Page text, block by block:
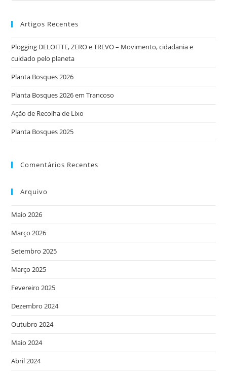
Artigos Recentes
Plogging DELOITTE, ZERO e TREVO – Movimento, cidadania e
cuidado pelo planeta
Planta Bosques 2026
Planta Bosques 2026 em Trancoso
Ação de Recolha de Lixo
Planta Bosques 2025
Comentários Recentes
Arquivo
Maio 2026
Março 2026
Setembro 2025
Março 2025
Fevereiro 2025
Dezembro 2024
Outubro 2024
Maio 2024
Abril 2024